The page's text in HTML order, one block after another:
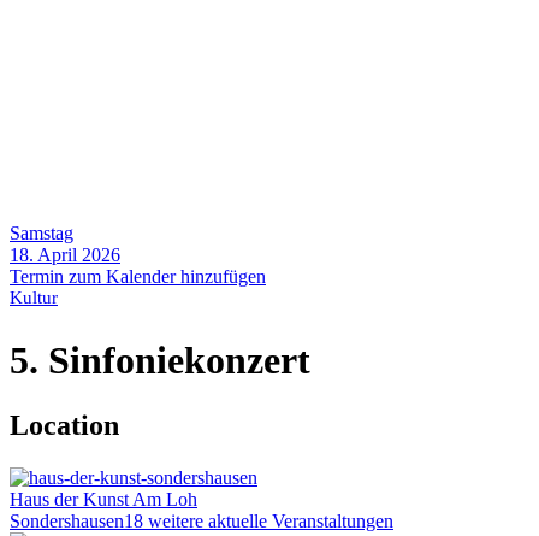
Samstag
18. April 2026
Termin zum Kalender hinzufügen
Kultur
5. Sinfoniekonzert
Location
Haus der Kunst Am Loh
Sondershausen18 weitere aktuelle Veranstaltungen